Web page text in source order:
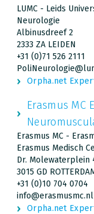
LUMC - Leids
Neurologie
Albinusdreef 2
2333 ZA LEIDEN
+31 (0)71 526 2111
Orpha.net
Erasmus MC
Erasmus MC -
Erasmus Medisch
Dr. Molewaterplein
3015 GD
+31 (0)10 704 0704
info@erasmusmc.nl
Orpha.net